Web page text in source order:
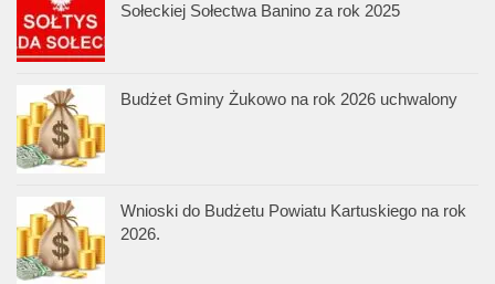
Sołeckiej Sołectwa Banino za rok 2025
Budżet Gminy Żukowo na rok 2026 uchwalony
Wnioski do Budżetu Powiatu Kartuskiego na rok
2026.